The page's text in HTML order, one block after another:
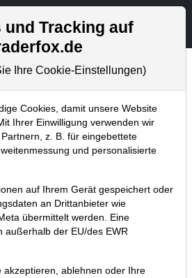
Aktien- und Artikelsuche
Indicators
mit dem Rest
| TraderFox GmbH
und Tracking auf
Ihre Cookie-Einstellungen)
Cookies, damit unsere Website
Ihrer Einwilligung verwenden wir
z. B. für eingebettete
und personalisierte
auf Ihrem Gerät gespeichert oder
an Drittanbieter wie
übermittelt werden. Eine
außerhalb der EU/des EWR
akzeptieren, ablehnen oder Ihre